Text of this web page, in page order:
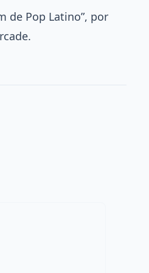
de Pop Latino”, por